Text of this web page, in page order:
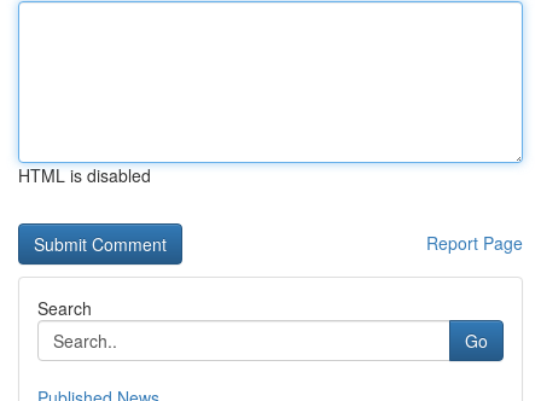
HTML is disabled
Report Page
Search
Go